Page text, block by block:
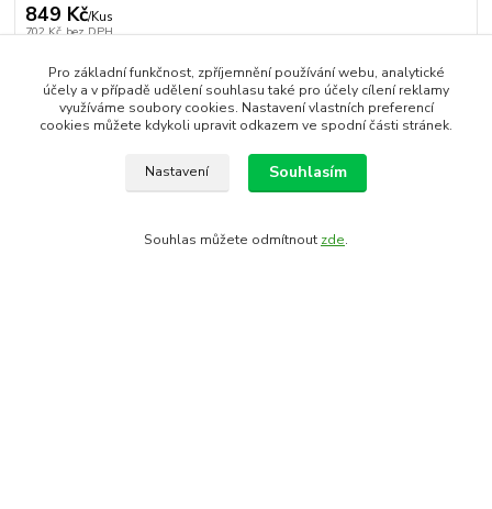
849 Kč/Kus
702 Kč bez DPH
Číslo produktu:
90041-L
FORCE
Pro základní funkčnost, zpříjemnění používání webu, analytické
účely a v případě udělení souhlasu také pro účely cílení reklamy
využíváme soubory cookies. Nastavení vlastních preferencí
cookies můžete kdykoli upravit odkazem ve spodní části stránek.
Nastavení Souhlasím
Souhlas můžete odmítnout zde.